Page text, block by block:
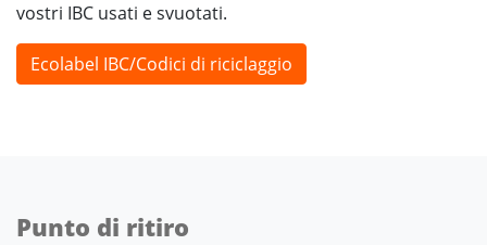
vostri IBC usati e svuotati.
Ecolabel IBC/Codici di riciclaggio
Punto di ritiro